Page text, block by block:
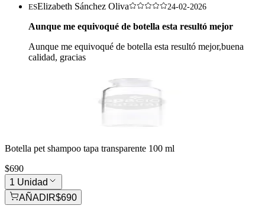
ESElizabeth Sánchez Oliva 24-02-2026
Aunque me equivoqué de botella esta resultó mejor
Aunque me equivoqué de botella esta resultó mejor,buena
calidad, gracias
Botella pet shampoo tapa transparente 100 ml
$690
1 Unidad
AÑADIR$690